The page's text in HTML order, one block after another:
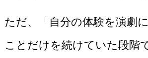
ただ、「自分の体験を演劇
ことだけを続けていた段階